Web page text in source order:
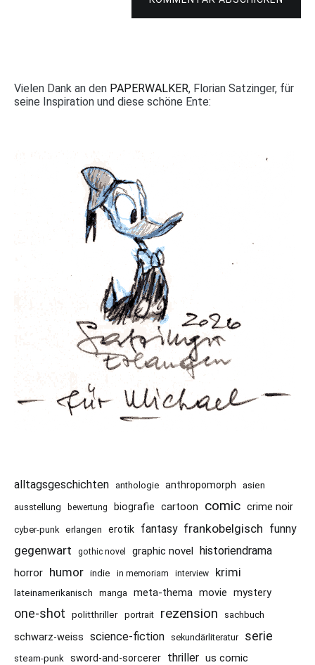
Vielen Dank an den PAPERWALKER, Florian Satzinger, für
seine Inspiration und diese schöne Ente:
alltagsgeschichten anthologie anthropomorph asien
ausstellung bewertung biografie cartoon comic crime noir
cyber-punk erlangen erotik fantasy frankobelgisch funny
gegenwart gothic novel graphic novel historiendrama
horror humor indie in memoriam interview krimi
lateinamerikanisch manga meta-thema movie mystery
one-shot politthriller portrait rezension sachbuch
schwarz-weiss science-fiction sekundärliteratur serie
steam-punk sword-and-sorcerer thriller us comic